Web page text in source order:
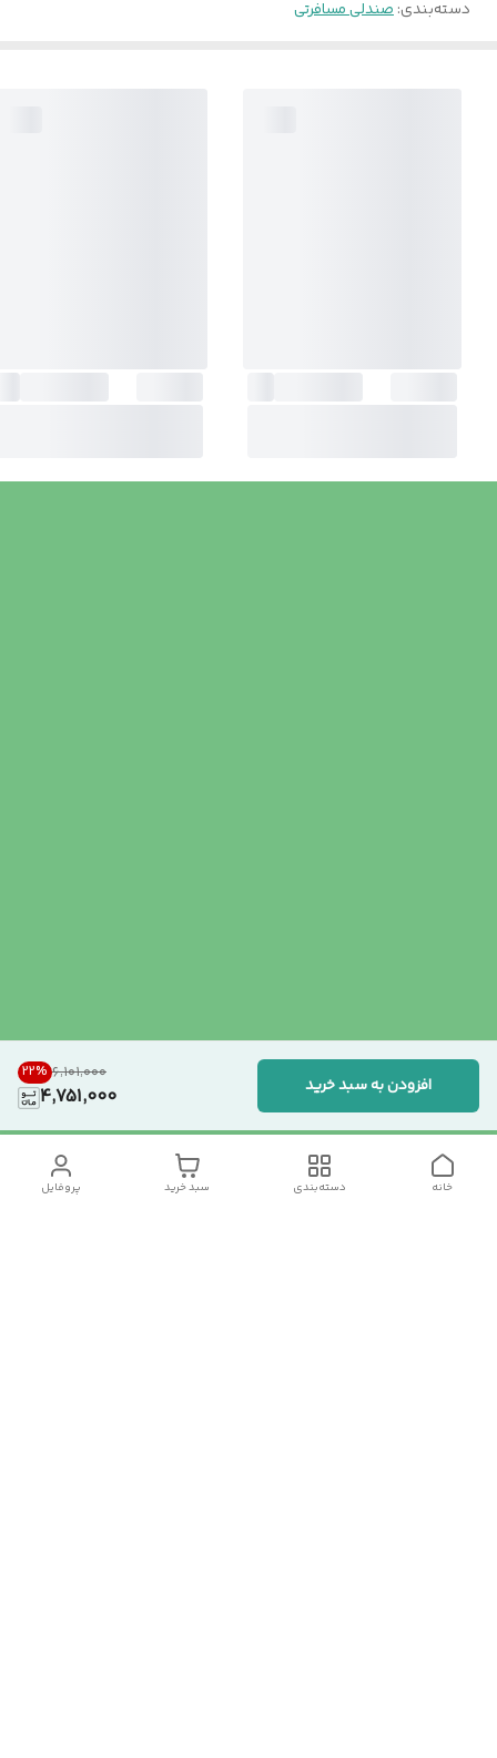
۶٬۱۰۱٬۰۰۰ 22%
4,751,000 افزودن به سبد خرید
دسته‌بندی:صندلی مسافرتی
پروفایل سبد خرید دسته‌بندی خانه